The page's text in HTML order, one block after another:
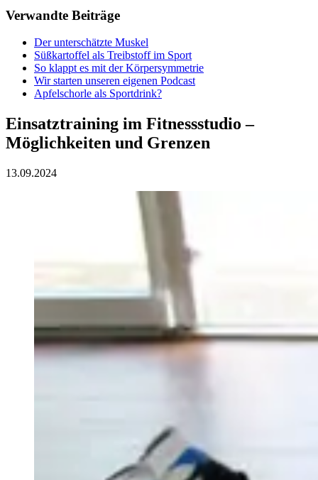
Verwandte Beiträge
Der unterschätzte Muskel
Süßkartoffel als Treibstoff im Sport
So klappt es mit der Körpersymmetrie
Wir starten unseren eigenen Podcast
Apfelschorle als Sportdrink?
Einsatztraining im Fitnessstudio –
Möglichkeiten und Grenzen
13.09.2024